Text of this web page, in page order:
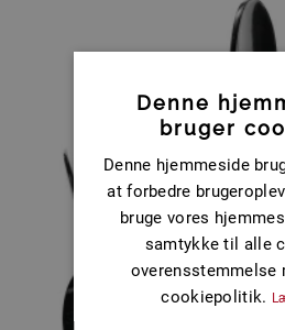
Denne
bruger
Denne hjemmeside
at forbedre
bruge vores
samtykke til alle
overensstemmelse
cookiepolitik.